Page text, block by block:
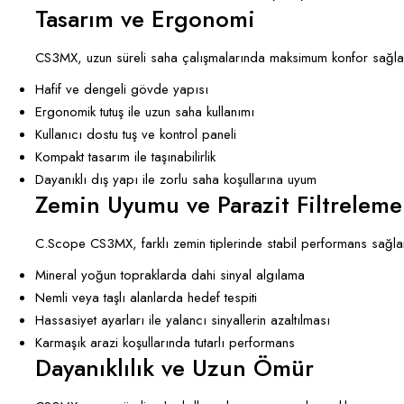
Tasarım ve Ergonomi
CS3MX, uzun süreli saha çalışmalarında maksimum konfor
Hafif ve dengeli gövde yapısı
Ergonomik tutuş ile uzun saha kullanımı
Kullanıcı dostu tuş ve kontrol paneli
Kompakt tasarım ile taşınabilirlik
Dayanıklı dış yapı ile zorlu saha koşullarına uyum
Zemin Uyumu ve Parazit Filtreleme
C.Scope CS3MX, farklı zemin tiplerinde stabil performans
Mineral yoğun topraklarda dahi sinyal algılama
Nemli veya taşlı alanlarda hedef tespiti
Hassasiyet ayarları ile yalancı sinyallerin azaltılması
Karmaşık arazi koşullarında tutarlı performans
Dayanıklılık ve Uzun Ömür